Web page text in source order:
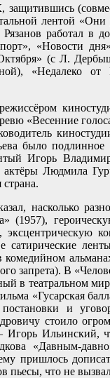
защитившись
лентой
работал в
«Новости
(с Л.
«Недалеко от
«Весенние
было подлинное
Игорь
Людмила
насколько
(1957),
запрета). В
в театральном
«Гусарская
и
стоило
Ильинский,
«Давным-
пришлось
пьесы, что не